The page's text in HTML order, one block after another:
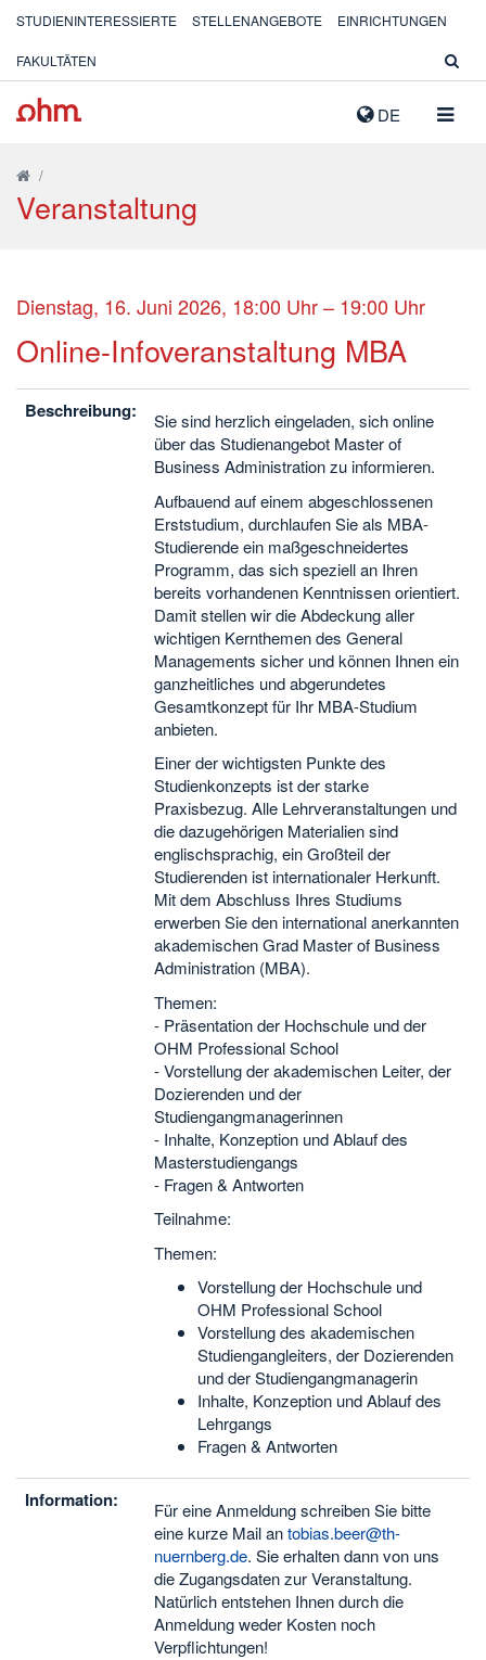
DE
STUDIENINTERESSIERTE STELLENANGEBOTE EINRICHTUNGEN
FAKULTÄTEN
/
Veranstaltung
Dienstag, 16. Juni 2026, 18:00 Uhr – 19:00 Uhr
Online-Infoveranstaltung MBA
Beschreibung:
Sie sind herzlich eingeladen, sich online
über das Studienangebot Master of
Business Administration zu informieren.
Aufbauend auf einem abgeschlossenen
Erststudium, durchlaufen Sie als MBA-
Studierende ein maßgeschneidertes
Programm, das sich speziell an Ihren
bereits vorhandenen Kenntnissen orientiert.
Damit stellen wir die Abdeckung aller
wichtigen Kernthemen des General
Managements sicher und können Ihnen ein
ganzheitliches und abgerundetes
Gesamtkonzept für Ihr MBA-Studium
anbieten.
Einer der wichtigsten Punkte des
Studienkonzepts ist der starke
Praxisbezug. Alle Lehrveranstaltungen und
die dazugehörigen Materialien sind
englischsprachig, ein Großteil der
Studierenden ist internationaler Herkunft.
Mit dem Abschluss Ihres Studiums
erwerben Sie den international anerkannten
akademischen Grad Master of Business
Administration (MBA).
Themen:
- Präsentation der Hochschule und der
OHM Professional School
- Vorstellung der akademischen Leiter, der
Dozierenden und der
Studiengangmanagerinnen
- Inhalte, Konzeption und Ablauf des
Masterstudiengangs
- Fragen & Antworten
Teilnahme:
Themen:
Vorstellung der Hochschule und
OHM Professional School
Vorstellung des akademischen
Studiengangleiters, der Dozierenden
und der Studiengangmanagerin
Inhalte, Konzeption und Ablauf des
Lehrgangs
Fragen & Antworten
Information:
Für eine Anmeldung schreiben Sie bitte
eine kurze Mail antobias.beer@th-
nuernberg.de. Sie erhalten dann von uns
die Zugangsdaten zur Veranstaltung.
Natürlich entstehen Ihnen durch die
Anmeldung weder Kosten noch
Verpflichtungen!